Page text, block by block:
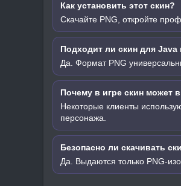
Как установить этот скин?
Скачайте PNG, откройте
Подходит ли скин для Java
Да. Формат PNG
Почему в игре скин может
Некоторые клиенты
персонажа.
Безопасно ли скачивать
Да. Выдаются только PNG-